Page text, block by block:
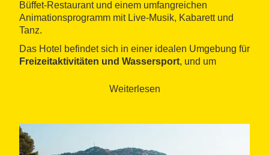
Büffet-Restaurant und einem umfangreichen
Animationsprogramm mit Live-Musik, Kabarett und
Tanz.
Das Hotel befindet sich in einer idealen Umgebung für
Freizeitaktivitäten und Wassersport, und um
unternehmen, die sich an die Küste schmiegen und in
Weiterlesen